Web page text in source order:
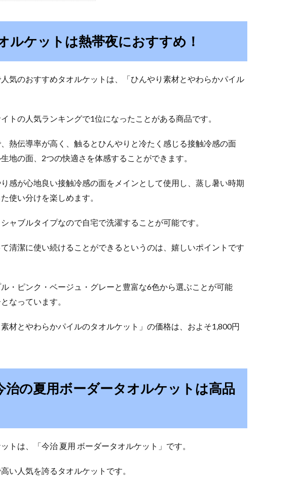
ルケットは熱帯夜におすすめ！
気のおすすめタオルケットは、「ひんやり素材とやわらかパイル
トの人気ランキングで1位になったことがある商品です。
熱伝導率が高く、触るとひんやりと冷たく感じる接触冷感の面
地の面、2つの快適さを体感することができます。
感が心地良い接触冷感の面をメインとして使用し、蒸し暑い時期
使い分けを楽しめます。
ャブルタイプなので自宅で洗濯することが可能です。
清潔に使い続けることができるというのは、嬉しいポイントです
・ピンク・ベージュ・グレーと豊富な6色から選ぶことが可能
なっています。
材とやわらかパイルのタオルケット」の価格は、およそ1,800円
治の夏用ボーダータオルケットは高品
トは、「今治 夏用 ボーダータオルケット」です。
い人気を誇るタオルケットです。